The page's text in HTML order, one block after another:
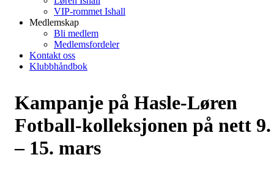
VIP-rommet Ishall
Medlemskap
Bli medlem
Medlemsfordeler
Kontakt oss
Klubbhåndbok
Kampanje på Hasle-Løren
Fotball-kolleksjonen på nett 9.
– 15. mars